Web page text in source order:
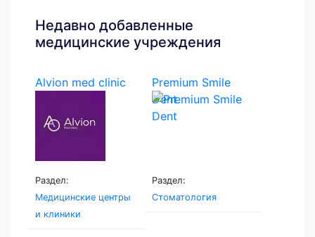
Недавно добавленные
медицинские учреждения
Alvion med clinic
Раздел:
Медицинские центры
и клиники
Premium Smile
Dent
Раздел:
Стоматология